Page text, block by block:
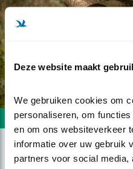
Deze website maakt
We gebruiken cookies om
personaliseren, om
en om ons websiteverkeer
informatie over uw gebruik
partners voor social
Volgende foto